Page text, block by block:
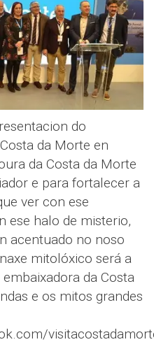
do
da Morte en
da Costa da Morte
e para fortalecer a
ver con ese
ese halo de misterio,
acentuado no noso
mitolóxico será a
da Costa
e os mitos grandes